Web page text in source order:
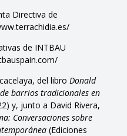
Directiva de
de INTBAU
del libro Donald
barrios tradicionales en
y, junto a David Rivera,
Conversaciones sobre
(Ediciones